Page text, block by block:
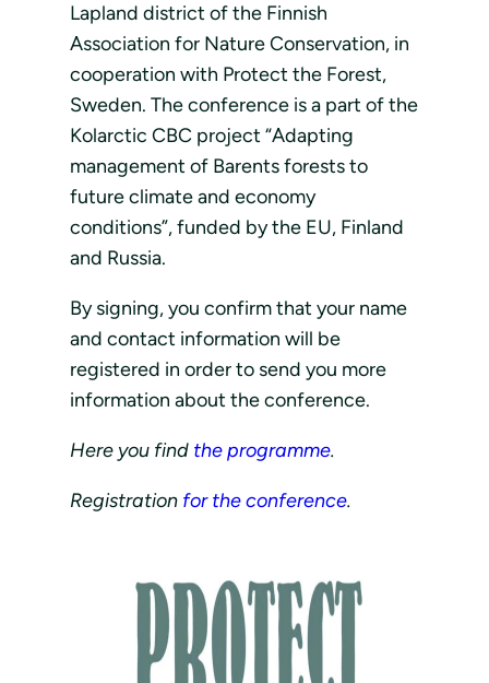
Lapland district of the Finnish
Association for Nature Conservation, in
cooperation with Protect the Forest,
Sweden. The conference is a part of the
Kolarctic CBC project “Adapting
management of Barents forests to
future climate and economy
conditions”, funded by the EU, Finland
and Russia.
By signing, you confirm that your name
and contact information will be
registered in order to send you more
information about the conference.
Here you find the programme.
Registration for the conference.